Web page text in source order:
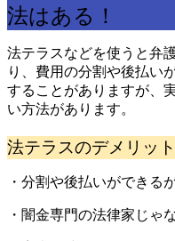
法はある！
法テラスなどを使うと弁
り、費用の分割や後払い
することがありますが、
い方法があります。
法テラスのデメリット
・分割や後払いができる
・闇金専門の法律家じゃ